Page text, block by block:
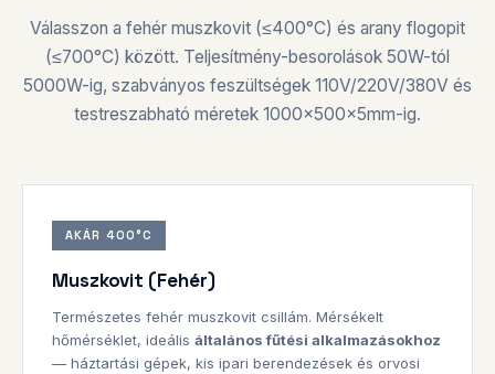
Válasszon a fehér muszkovit (≤400°C) és arany flogopit
(≤700°C) között. Teljesítmény-besorolások 50W-tól
5000W-ig, szabványos feszültségek 110V/220V/380V és
testreszabható méretek 1000×500×5mm-ig.
AKÁR 400°C
Muszkovit (Fehér)
Természetes fehér muszkovit csillám. Mérsékelt
hőmérséklet, ideális általános fűtési alkalmazásokhoz
— háztartási gépek, kis ipari berendezések és orvosi